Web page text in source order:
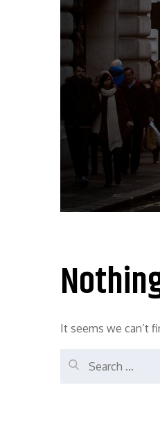
It seems we can’t
Search